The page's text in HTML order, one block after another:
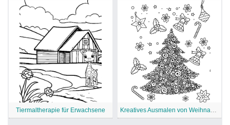
Tiermaltherapie für Erwachsene Kreatives Ausmalen von Weihnachtsbaum für Erwachsene